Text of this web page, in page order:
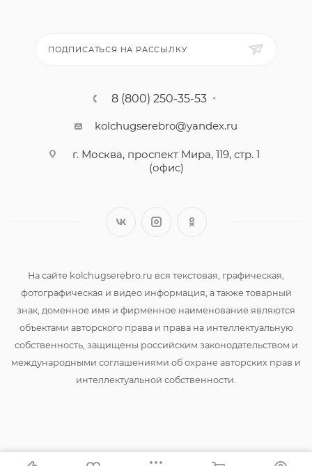
ПОДПИСАТЬСЯ НА РАССЫЛКУ
8 (800) 250-35-53
kolchugserebro@yandex.ru
г. Москва, проспект Мира, 119, стр. 1
(офис)
На сайте kolchugserebro.ru вся текстовая, графическая,
фотографическая и видео информация, а также товарный
знак, доменное имя и фирменное наименование являются
объектами авторского права и права на интеллектуальную
собственность, защищены российским законодательством и
международными соглашениями об охране авторских прав и
интеллектуальной собственности.